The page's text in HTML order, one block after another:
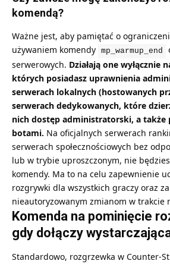
komendą?
Ważne jest, aby pamiętać o
używaniem komendy
mp_warmup_end
serwerowych. Działają one wyłącznie
których posiadasz uprawnienia
serwerach lokalnych (hostowanych
serwerach dedykowanych, które
nich dostęp administratorski, a także
botami. Na oficjalnych serwerach
serwerach społecznościowych bez
lub w trybie uproszczonym, nie
komendy. Ma to na celu zapewnienie
rozgrywki dla wszystkich graczy oraz
nieautoryzowanym zmianom w trakcie
Komenda na pominięcie
gdy dołączy
Standardowo, rozgrzewka w Counter-